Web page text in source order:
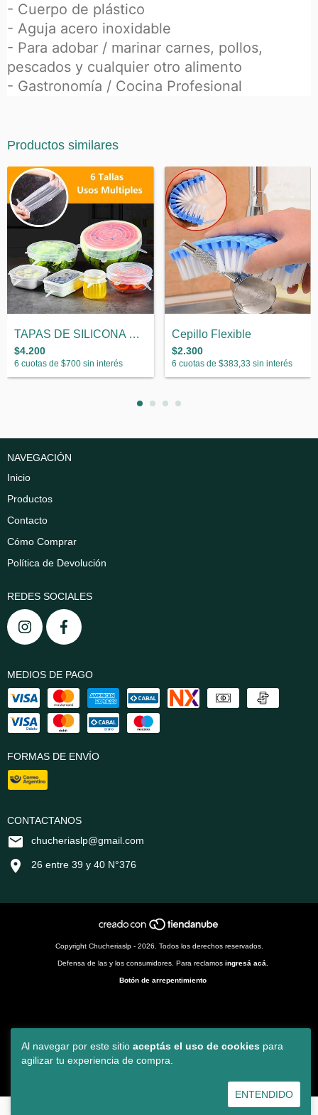
Al navegar por este sitio aceptás el uso de cookies para
agilizar tu experiencia de compra.
ENTENDIDO
- Cuerpo de plástico
- Aguja acero inoxidable
- Para adobar / marinar carnes, pollos,
pescados y cualquier otro alimento
- Gastronomía / Cocina Profesional
Productos similares
TAPAS DE SILICONA REUTILIZABLES
$4.200
6 cuotas de $700 sin interés
Cepillo Flexible
$2.300
6 cuotas de $383,33 sin interés
NAVEGACIÓN
Inicio
Productos
Contacto
Cómo Comprar
Política de Devolución
REDES SOCIALES
MEDIOS DE PAGO
FORMAS DE ENVÍO
CONTACTANOS
chucheriaslp@gmail.com
26 entre 39 y 40 N°376
Copyright Chucheriaslp - 2026. Todos los derechos reservados.
Defensa de las y los consumidores. Para reclamos ingresá acá.
Botón de arrepentimiento